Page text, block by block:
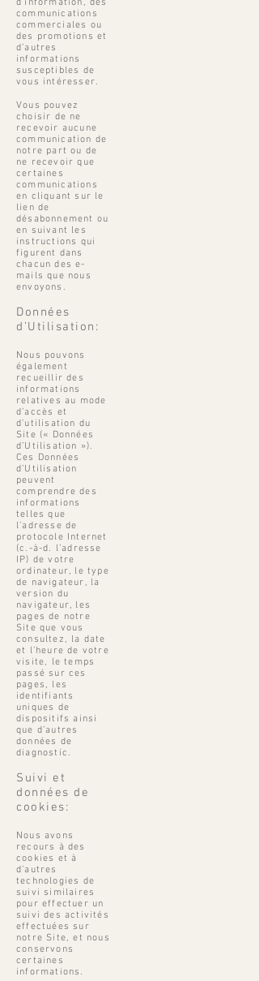
d’information, des
communications
commerciales ou
des promotions et
d’autres
informations
susceptibles de
vous intéresser.
Vous pouvez
choisir de ne
recevoir aucune
communication de
notre part ou de
ne recevoir que
certaines
communications
en cliquant sur le
lien de
désabonnement ou
en suivant les
instructions qui
figurent dans
chacun des e-
mails que nous
envoyons.
Données
d’Utilisation:
Nous pouvons
également
recueillir des
informations
relatives au mode
d’accès et
d’utilisation du
Site (« Données
d’Utilisation »).
Ces Données
d’Utilisation
peuvent
comprendre des
informations
telles que
l’adresse de
protocole Internet
(c.-à-d. l’adresse
IP) de votre
ordinateur, le type
de navigateur, la
version du
navigateur, les
pages de notre
Site que vous
consultez, la date
et l’heure de votre
visite, le temps
passé sur ces
pages, les
identifiants
uniques de
dispositifs ainsi
que d’autres
données de
diagnostic.
Suivi et
données de
cookies:
Nous avons
recours à des
cookies et à
d’autres
technologies de
suivi similaires
pour effectuer un
suivi des activités
effectuées sur
notre Site, et nous
conservons
certaines
informations.